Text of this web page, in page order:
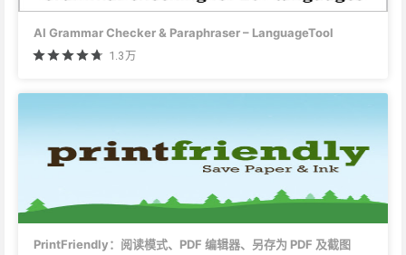
AI Grammar Checker & Paraphraser – LanguageTool
1.3万
PrintFriendly：阅读模式、PDF 编辑器、另存为 PDF 及截图